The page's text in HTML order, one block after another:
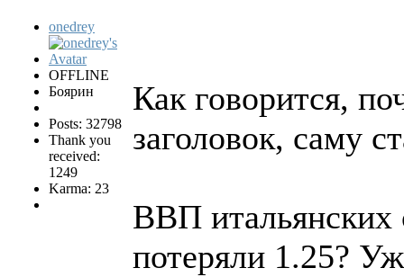
onedrey
OFFLINE
Боярин
Posts: 32798
Thank you
received:
1249
Karma: 23
Как говорится,
заголовок, саму
ВВП итальянских
потеряли 1.25?